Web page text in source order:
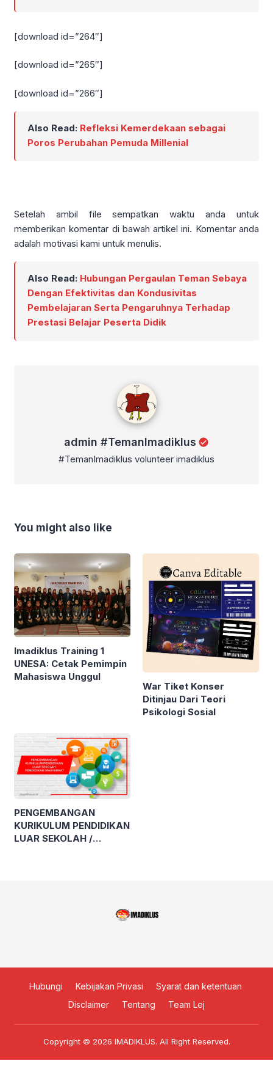
[download id=”264″]
[download id=”265″]
[download id=”266″]
Also Read: Refleksi Kemerdekaan sebagai
Poros Perubahan Pemuda Millenial
Setelah ambil file sempatkan waktu anda untuk
memberikan komentar di bawah artikel ini. Komentar anda
adalah motivasi kami untuk menulis.
Also Read: Hubungan Pergaulan Teman Sebaya
Dengan Efektivitas dan Kondusivitas
Pembelajaran Serta Pengaruhnya Terhadap
Prestasi Belajar Peserta Didik
admin #TemanImadiklus
#TemanImadiklus volunteer imadiklus
You might also like
Imadiklus Training 1
UNESA: Cetak Pemimpin
Mahasiswa Unggul
War Tiket Konser
Ditinjau Dari Teori
Psikologi Sosial
PENGEMBANGAN
KURIKULUM PENDIDIKAN
LUAR SEKOLAH /
Hubungi Kebijakan Privasi
Syarat dan ketentuan
Disclaimer
Tentang Team Lej
Copyright © 2026 IMADIKLUS. All Right Reserved.